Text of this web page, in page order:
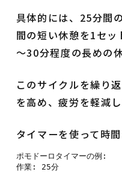
具体的には、25分間
間の短い休憩を1セ
～30分程度の長めの
このサイクルを繰り
を高め、疲労を軽減し
タイマーを使って時
ポモドーロタイマーの例:
作業: 25分